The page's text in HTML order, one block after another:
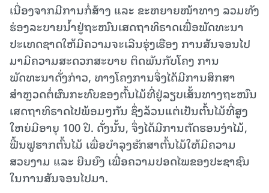
ເນື່ອງຈາກມີການກໍ່ສ້າງ ແລະ ຂະຫຍາຍໜ້າທາງ ລວມທັງ
ຮ່ອງລະບາຍນໍ້າຢູ່ຖະໜົນເສດຖາທິຣາດເພື່ອພັດທະນາ
ປະເທດຊາດໃຫ້ມີຄວາມຈະເລີນຮຸ່ງເຮືອງ ການສັນຈອນໄປ
ມາມີຄວາມສະດວກສະບາຍ ຕິດພັນກັບໂຄງ ການ
ພັດທະນາດັ່ງກ່າວ, ທາງໂຄງການຈຶ່ງໄດ້ມີການສຶກສາ
ສຳຫຼວດຕໍ່ຜົນກະທົບຂອງຕົ້ນໄມ້ທີ່ຢູ່ລຽບເສັ້ນທາງຖະໜົນ
ເສດຖາທິຣາດໄປພ້ອມໆກັນ ຊຶ່ງລ້ວນແຕ່ເປັນຕົ້ນໄມ້ທີ່ສູງ
ໃຫຍ່ມີອາຍຸ 100 ປີ. ດັ່ງນັ້ນ, ຈຶ່ງໄດ້ມີການຕັດຮອນງ່າໄມ້,
ຟື້ນຟູຮາກຕົ້ນໄມ້ ເພື່ອບໍາລຸງຮັກສາຕົ້ນໄມ້ໃຫ້ມີຄວາມ
ສວຍງາມ ແລະ ຍືນຍົງ ເພື່ອຄວາມປອດໄພຂອງປະຊາຊົນ
ໃນການສັນຈອນໄປມາ.